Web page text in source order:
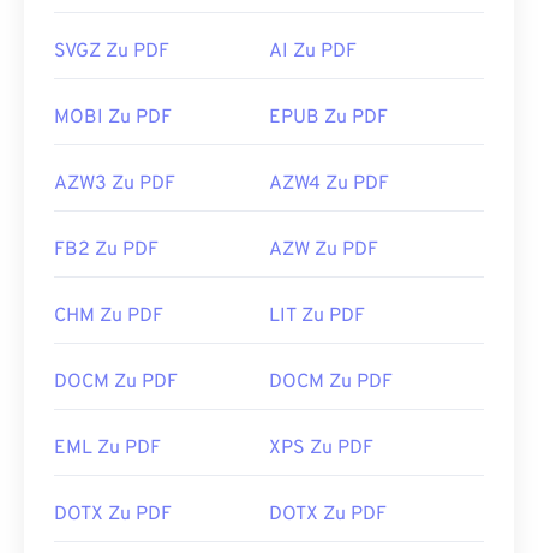
SVGZ Zu PDF AI Zu PDF
MOBI Zu PDF EPUB Zu PDF
AZW3 Zu PDF AZW4 Zu PDF
FB2 Zu PDF AZW Zu PDF
CHM Zu PDF LIT Zu PDF
DOCM Zu PDF DOCM Zu PDF
EML Zu PDF XPS Zu PDF
DOTX Zu PDF DOTX Zu PDF